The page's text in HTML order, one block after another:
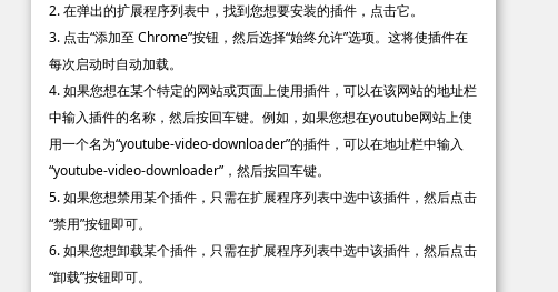
2. 在弹出的扩展程序列表中，找到您想要安装的插件，点击它。
3. 点击“添加至 Chrome”按钮，然后选择“始终允许”选项。这将使插件在
每次启动时自动加载。
4. 如果您想在某个特定的网站或页面上使用插件，可以在该网站的地址栏
中输入插件的名称，然后按回车键。例如，如果您想在youtube网站上使
用一个名为“youtube-video-downloader”的插件，可以在地址栏中输入
“youtube-video-downloader”，然后按回车键。
5. 如果您想禁用某个插件，只需在扩展程序列表中选中该插件，然后点击
“禁用”按钮即可。
6. 如果您想卸载某个插件，只需在扩展程序列表中选中该插件，然后点击
“卸载”按钮即可。